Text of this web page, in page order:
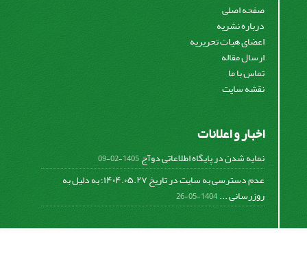
صفحه اصلی
درباره نشریه
اعضای هیات تحریریه
ارسال مقاله
تماس با ما
نقشه سایت
اخبار و اعلانات
نمایه شدن در پایگاه اطلاعاتی دوآج1405-02-09
عدم دسترسی به سایت در تاریخ ۱۴۰۴.۰۵.۲۷؛ به دلیل به
روزرسانی ...1404-05-26